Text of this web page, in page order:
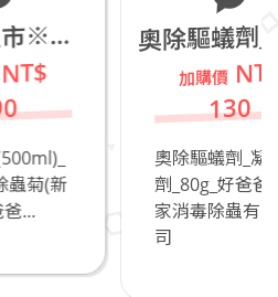
奧除驅蟻劑_凝膠餌劑_80g
NT$
130
奧除驅蟻劑_凝膠餌
劑_80g_好爸爸居
家消毒除蟲有限公